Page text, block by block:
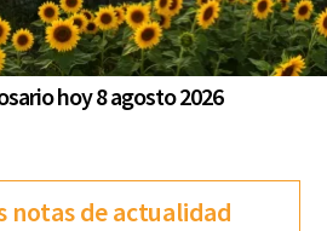
hoy 8 agosto 2026
notas de actualidad